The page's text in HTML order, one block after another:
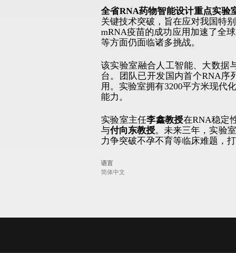
全省RNA药物智能设计重点实验
关键技术突破，旨在应对我国特
mRNA疫苗的成功应用加速了全
等方面仍面临诸多挑战。
该实验室融合人工智能、大数据
台。团队已开发国内首个RNA序
用。实验室拥有3200平方米现代
能力。
实验室主任李鑫教授在RNA稳定
与付向东教授。未来三年，实验
力争突破不孕不育等临床难题，
语言
简体中文